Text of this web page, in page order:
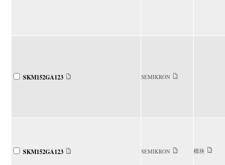
SKM152GA123 SEMIKRON
SKM152GA123 SEMIKRON 模块